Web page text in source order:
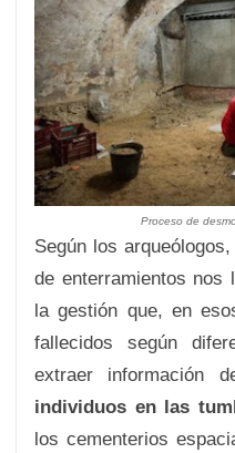
Proceso de
Según los
de enterramientos nos
la gestión que, en
fallecidos según
extraer información
individuos en las
los cementerios